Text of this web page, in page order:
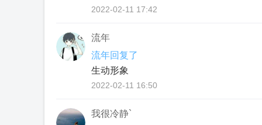
2022-02-11 17:42
流年
流年回复了
生动形象
2022-02-11 16:50
我很冷静`